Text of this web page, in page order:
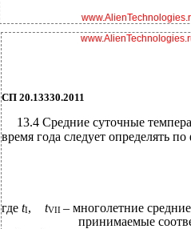
СП 20.13330.2011
13.4 Средние суточные
время года следует определять
где tI, tVII – многолетние
принимаемые